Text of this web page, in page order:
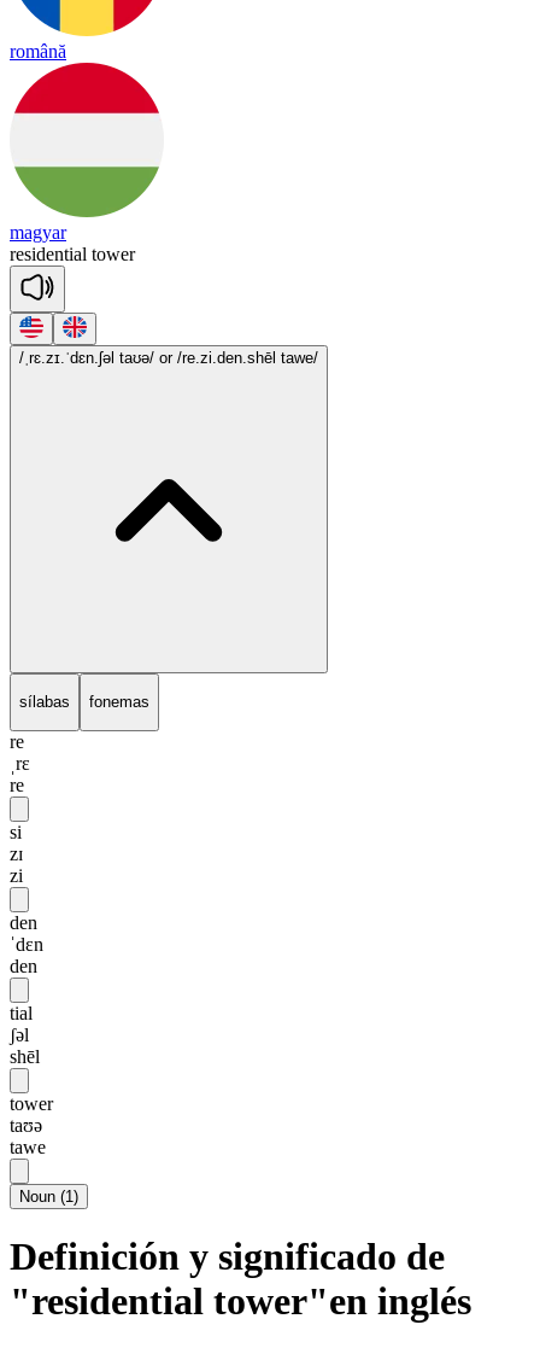
română
magyar
residential tower
/ˌrɛ.zɪ.ˈdɛn.ʃəl taʊə/ or /re.zi.den.shēl tawe/
sílabas fonemas
re
ˌrɛ
re
si
zɪ
zi
den
ˈdɛn
den
tial
ʃəl
shēl
tower
taʊə
tawe
Noun (1)
Definición y significado de
"residential tower"en inglés